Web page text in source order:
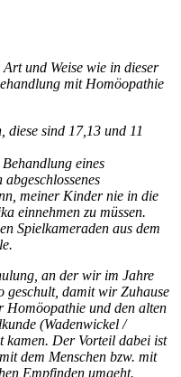
und Weise wie in dieser
mit Homöopathie
sind 17,13 und 11
eines
meiner Kinder nie in die
einnehmen zu müssen.
Spielkameraden aus dem
an der wir im Jahre
geschult, damit wir Zuhause
und den alten
(Wadenwickel /
kamen. Der Vorteil dabei ist
dem Menschen bzw. mit
Empfinden umgeht.